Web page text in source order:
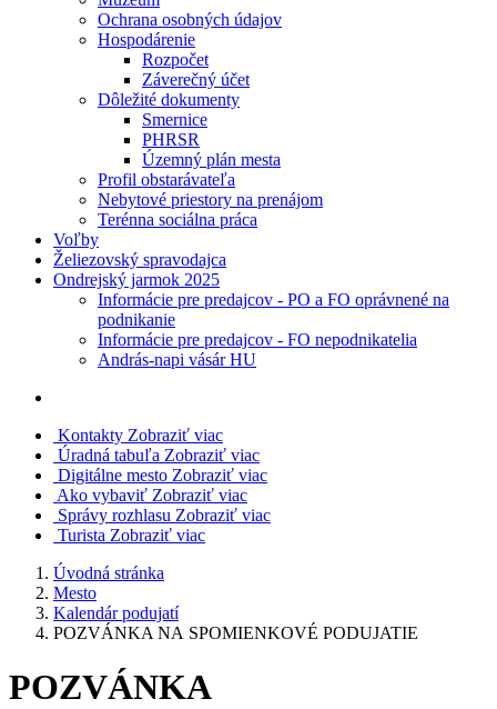
Ochrana osobných údajov
Hospodárenie
Rozpočet
Záverečný účet
Dôležité dokumenty
Smernice
PHRSR
Územný plán mesta
Profil obstarávateľa
Nebytové priestory na prenájom
Terénna sociálna práca
Voľby
Želiezovský spravodajca
Ondrejský jarmok 2025
Informácie pre predajcov - PO a FO oprávnené na
podnikanie
Informácie pre predajcov - FO nepodnikatelia
András-napi vásár HU
Kontakty Zobraziť viac
Úradná tabuľa Zobraziť viac
Digitálne mesto Zobraziť viac
Ako vybaviť Zobraziť viac
Správy rozhlasu Zobraziť viac
Turista Zobraziť viac
Úvodná stránka
Mesto
Kalendár podujatí
POZVÁNKA NA SPOMIENKOVÉ PODUJATIE
POZVÁNKA